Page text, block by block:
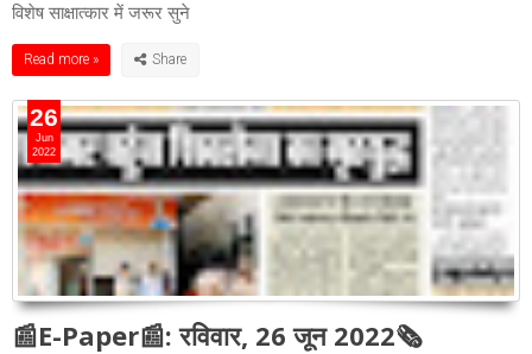
विशेष साक्षात्कार में जरूर सुने
Read more »
📰E-Paper📰: रविवार, 26 जून 2022🗞
26
Jun
2022